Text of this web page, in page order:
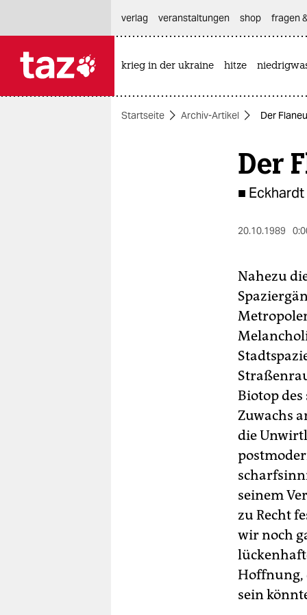
themen
verlag
veranstaltungen shop fragen
krieg in der ukraine hitze
Startseite Archiv-Artikel Der
Der
■ Eckhardt
20.10.1989
Nahezu
Biotop
Zuwachs
die
seinem
zu Recht
wir noch
Hoffnung,
sein